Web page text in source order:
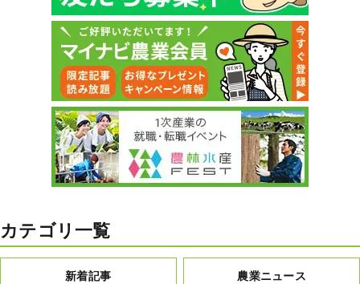
カテゴリ一覧
新着記事 農業ニュース